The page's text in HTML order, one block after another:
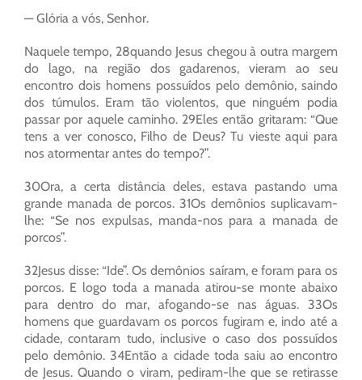
— Glória a vós, Senhor.
Naquele tempo, 28quando Jesus chegou à outra margem
do lago, na região dos gadarenos, vieram ao seu
encontro dois homens possuídos pelo demônio, saindo
dos túmulos. Eram tão violentos, que ninguém podia
passar por aquele caminho. 29Eles então gritaram: “Que
tens a ver conosco, Filho de Deus? Tu vieste aqui para
nos atormentar antes do tempo?”.
30Ora, a certa distância deles, estava pastando uma
grande manada de porcos. 31Os demônios suplicavam-
lhe: “Se nos expulsas, manda-nos para a manada de
porcos”.
32Jesus disse: “Ide”. Os demônios saíram, e foram para os
porcos. E logo toda a manada atirou-se monte abaixo
para dentro do mar, afogando-se nas águas. 33Os
homens que guardavam os porcos fugiram e, indo até a
cidade, contaram tudo, inclusive o caso dos possuídos
pelo demônio. 34Então a cidade toda saiu ao encontro
de Jesus. Quando o viram, pediram-lhe que se retirasse